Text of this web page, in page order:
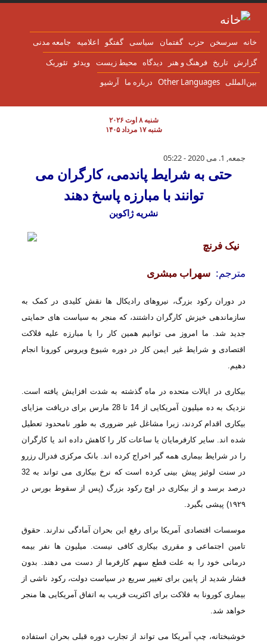
به محتوای اصلی
سرسخن حزب گفتمان سياسی گفتگو اعلاميه جامعه مدنی
تاریخ فرهنگ و هنر دیدگاه محیط زیست ویدئو تئوریک
Other Languages درباره ما آرشیو
شنبه ۸ اوت ۲۰۲۶
شنبه ۱۷ مرداد ۱۴۰۵
حتی به شرایط پاندمی، کارگران می توانند با
جمعه, 1. می 2020 - 05:22
حتی به شرایط پاندمی، کارگران می
توانند با مبارزه پاسخ دهند
نشریه ژاکوبن
نیک فرنچ
مترجم: سهراب مبشری
در دوران رکود بزرگ، نیروهای رادیکال ها نقش کلیدی در کمک به
سازماندهی خیزش کارگران داشتند، که منجر به سیاست های حمایتی
جدید شد. ما امروز می توانیم همین کار
را با مبارزه علیه فلاکت
اقتصادی و شرایط غیر ایمن کار در دوره شیوع ویروس کورونا انجام
دهیم.
بیکاری در ایالات متحده در ماه گذشته به شدت افزایش یافته است.
نزدیک به ده میلیون آمریکایی از 14
تا 28 مارس برای دریافت مزایای
بیکاری اقدام کردند، زیرا مشاغل غیر ضروری به طور نامحدود تعطیل
شده اند. سایر کارفرمایان یا ساعات کار را کاهش داده اند یا کارگران
را در شرایط بیماری همه گیر اخراج کرده اند. بانک مرکزی فدرال رزرو
در سنت لوئیز پیش
بینی کرده است که نرخ بیکاری می تواند به 32
درصد برسد و از بیکاری در اوج رکود بزرگ
(پس از سقوط بورس در
۱۹۲۹) پیشی بگیرد.
موسسات اقتصادی آمریکا برای رفع این بحران آمادگی ندارند. حقوق
تامین اجتماعی و مقرری بیکاری کافی نیست. میلیون ها نفر بیمه
درمانی خود را به علت قطع سهم کارفرما از دست می دهند. بدون
فشار شدید از پایین برای تغییر سریع در سیاست دولت، رکود ناشی از
بیماری کورونا به
فلاکت برای اکثریت قریب به اتفاق آمریکایی ها منجر
خواهد شد .
خوشبختانه، چپ آمریکا می تواند از تجارب دوره قبلی بحران استفاده